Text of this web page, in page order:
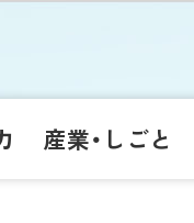
産業・しごと